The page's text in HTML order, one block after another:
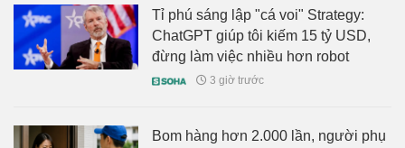
Tỉ phú sáng lập "cá voi" Strategy:
ChatGPT giúp tôi kiếm 15 tỷ USD,
đừng làm việc nhiều hơn robot
3 giờ trước
Bom hàng hơn 2.000 lần, người phụ